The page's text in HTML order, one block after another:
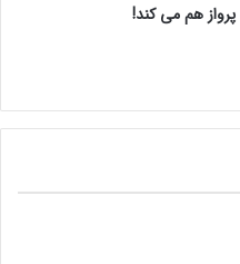
هم می‌ کند!